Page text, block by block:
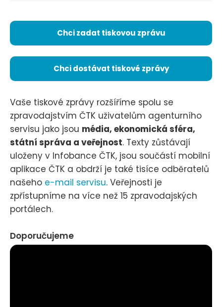
Chci zadat tiskovou zprávu
Chci dostávat tiskové zprávy
Vaše tiskové zprávy rozšíříme spolu se
zpravodajstvím ČTK uživatelům agenturního
servisu jako jsou média, ekonomická sféra,
státní správa a veřejnost. Texty zůstávají
uloženy v Infobance ČTK, jsou součástí mobilní
aplikace ČTK a obdrží je také tisíce odběratelů
našeho e-mail servisu. Veřejnosti je
zpřístupníme na více než 15 zpravodajských
portálech.
Doporučujeme